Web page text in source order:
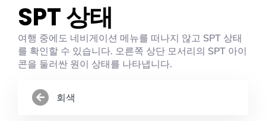
SPT 상태
여행 중에도 네비게이션 메뉴를 떠나지 않고 SPT 상태
를 확인할 수 있습니다. 오른쪽 상단 모서리의 SPT 아이
콘을 둘러싼 원이 상태를 나타냅니다.
회색